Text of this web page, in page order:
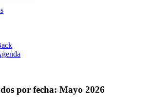
por fecha: Mayo 2026